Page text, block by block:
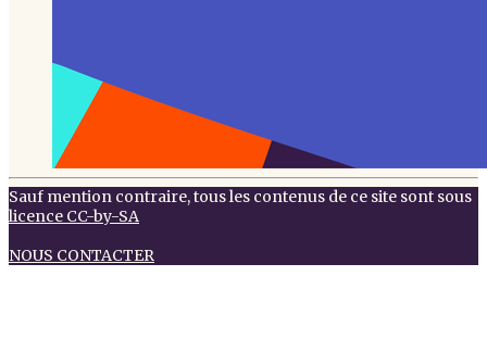
Sauf mention contraire, tous les contenus de ce site sont sous
licence CC-by-SA
NOUS CONTACTER